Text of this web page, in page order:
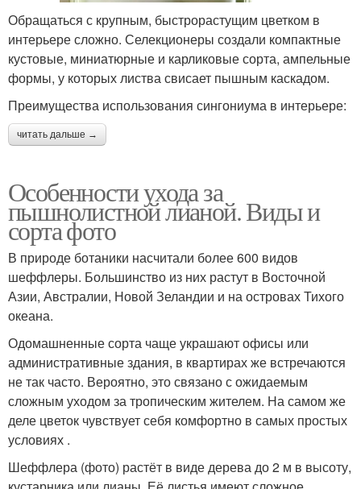
Обращаться с крупным, быстрорастущим цветком в
интерьере сложно. Селекционеры создали компактные
кустовые, миниатюрные и карликовые сорта, ампельные
формы, у которых листва свисает пышным каскадом.
Преимущества использования сингониума в интерьере:
читать дальше →
Особенности ухода за
пышнолистной лианой. Виды и
сорта фото
В природе ботаники насчитали более 600 видов
шеффлеры. Большинство из них растут в Восточной
Азии, Австралии, Новой Зеландии и на островах Тихого
океана.
Одомашненные сорта чаще украшают офисы или
административные здания, в квартирах же встречаются
не так часто. Вероятно, это связано с ожидаемым
сложным уходом за тропическим жителем. На самом же
деле цветок чувствует себя комфортно в самых простых
условиях .
Шеффлера (фото) растёт в виде дерева до 2 м в высоту,